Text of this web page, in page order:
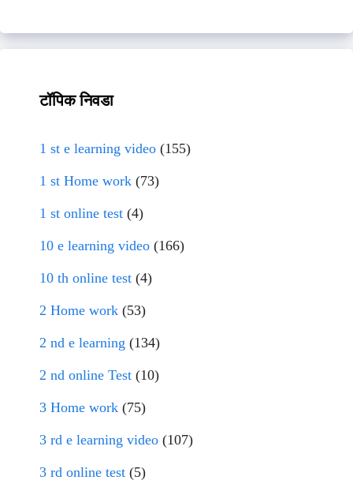
टॉपिक निवडा
1 st e learning video (155)
1 st Home work (73)
1 st online test (4)
10 e learning video (166)
10 th online test (4)
2 Home work (53)
2 nd e learning (134)
2 nd online Test (10)
3 Home work (75)
3 rd e learning video (107)
3 rd online test (5)